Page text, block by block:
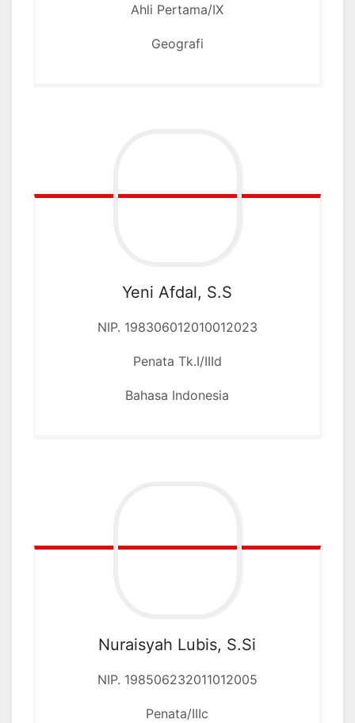
Ahli Pertama/IX
Geografi
Yeni Afdal, S.S
NIP. 198306012010012023
Penata Tk.I/IIId
Bahasa Indonesia
Nuraisyah Lubis, S.Si
NIP. 198506232011012005
Penata/IIIc